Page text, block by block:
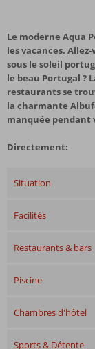
Le moderne Aqua
les vacances.
sous le soleil
le beau Portugal ?
restaurants se
la charmante
manquée pendant
Directement:
Situation
Facilités
Restaurants & bars
Piscine
Chambres d'hôtel
Sports & Détente